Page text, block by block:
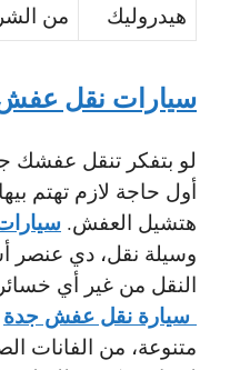
هيدروليك
من
سيارات نقل
لو بتفكر تنقل عفشك
أول حاجة لازم تهتم
هتشيل العفش.
وسيلة نقل، دي عنصر
النقل من غير أي
سيارة نقل عفش جدة
متنوعة، من الفانات